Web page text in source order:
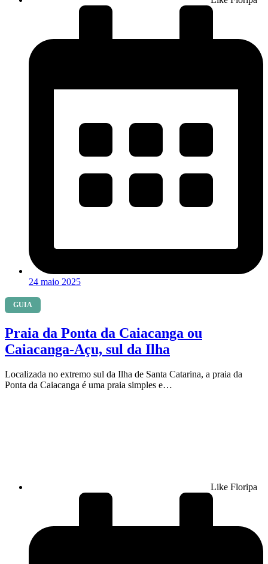
24 maio 2025
GUIA
Praia da Ponta da Caiacanga ou
Caiacanga-Açu, sul da Ilha
Localizada no extremo sul da Ilha de Santa Catarina, a praia da
Ponta da Caiacanga é uma praia simples e…
Like Floripa